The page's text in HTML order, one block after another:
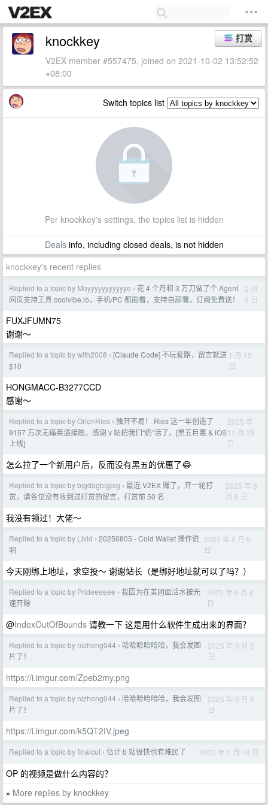
打赏
knockkey
V2EX member #557475, joined on 2021-10-02 13:52:52
+08:00
Switch topics list
Per knockkey's settings, the topics list is hidden
Dealsinfo, including closed deals, is not hidden
knockkey's recent replies
Replied to a topic by Moyyyyyyyyyyye › 花 4 个月和 3 万刀做了个 Agent
网页支持工具 coolvibe.io，手机/PC 都能看，支持自部署，订阅免费送！
2 月
9 日
FUXJFUMN75
谢谢～
Replied to a topic by wlfh2008 › [Claude Code] 不玩套路，留言就送
$10
1 月 15
日
HONGMACC-B3277CCD
感谢～
Replied to a topic by OrionRies › 独开不易！ Ries 这一年创造了
9157 万次无痛英语接触，感谢 v 站把我们“奶”活了。[黑五巨惠 & iOS
上线]
2025 年
11 月 28
日
怎么拉了一个新用户后，反而没有黑五的优惠了😂
Replied to a topic by bigdogbigpig › 最近 V2EX 赚了，开一轮打
赏，请各位没有收到过打赏的留言，打赏前 50 名
2025 年 8
月 8 日
我没有领过！大佬～
Replied to a topic by Livid › 20250805 - Cold Wallet 操作说
明
2025 年 8 月 6
日
今天刚绑上地址，求空投～ 谢谢站长（是绑好地址就可以了吗？）
Replied to a topic by Prideeeeee › 我因为在美团面活水被光
速开除
2025 年 6 月 8
日
@IndexOutOfBounds 请教一下 这是用什么软件生成出来的界面？
Replied to a topic by nizhong044 › 哈哈哈哈哈哈，我会发图
片了！
2025 年 6 月 5
日
https://i.imgur.com/Zpeb2my.png
Replied to a topic by nizhong044 › 哈哈哈哈哈哈，我会发图
片了！
2025 年 6 月 5
日
https://i.imgur.com/k5QT2IV.jpeg
Replied to a topic by finalcut › 估计 b 站很快也有难民了 2025 年 5 月 18 日
OP 的视频是做什么内容的？
» More replies by knockkey